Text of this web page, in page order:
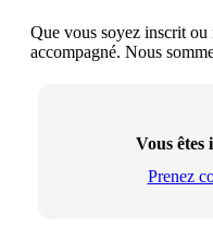
Que vous soyez inscrit
accompagné. Nous
Vous
Prenez